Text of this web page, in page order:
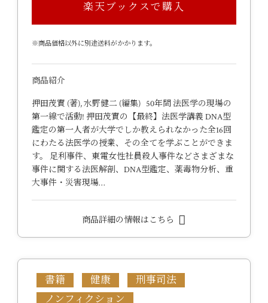
楽天ブックスで購入
※商品価格以外に別途送料がかかります。
商品紹介
押田茂實 (著), 水野健二 (編集) 50年間 法医学の現場の
第一線で活動! 押田茂實の【最終】法医学講義 DNA型
鑑定の第一人者が大学でしか教えられなかった全16回
にわたる法医学の授業、その全てを学ぶことができま
す。 足利事件、東電女性社員殺人事件などさまざまな
事件に関する法医解剖、DNA型鑑定、薬毒物分析、重
大事件・災害現場…
商品詳細の情報はこちら
書籍 健康
刑事司法
ノンフィクション